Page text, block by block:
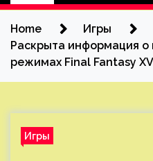
Home
Игры
Раскрыта информация о
режимах Final Fantasy
Игры